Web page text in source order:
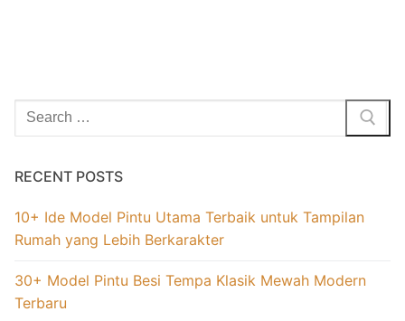
RECENT POSTS
10+ Ide Model Pintu Utama Terbaik untuk Tampilan
Rumah yang Lebih Berkarakter
30+ Model Pintu Besi Tempa Klasik Mewah Modern
Terbaru